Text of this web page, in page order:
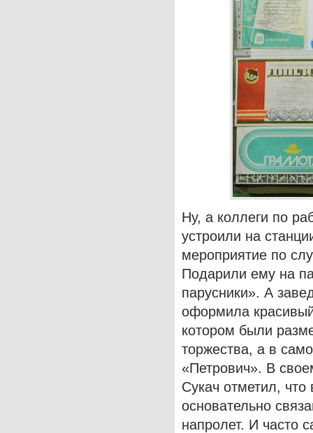
Ну, а коллеги по
устроили на
мероприятие по
Подарили ему на
парусники». А
оформила
котором были
торжества, а в
«Петрович». В
Сукач отметил,
основательно
напролет. И часто